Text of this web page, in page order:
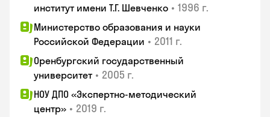
институт имени Т.Г. Шевченко • 1996 г.
Министерство образования и науки
Российской Федерации • 2011 г.
Оренбургский государственный
университет • 2005 г.
НОУ ДПО «Экспертно-методический
центр» • 2019 г.